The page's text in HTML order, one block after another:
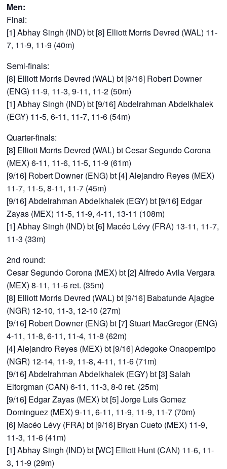
Men:
Final:
[1] Abhay Singh (IND) bt [8] Elliott Morris Devred (WAL) 11-
7, 11-9, 11-9 (40m)
Semi-finals:
[8] Elliott Morris Devred (WAL) bt [9/16] Robert Downer
(ENG) 11-9, 11-3, 9-11, 11-2 (50m)
[1] Abhay Singh (IND) bt [9/16] Abdelrahman Abdelkhalek
(EGY) 11-5, 6-11, 11-7, 11-6 (54m)
Quarter-finals:
[8] Elliott Morris Devred (WAL) bt Cesar Segundo Corona
(MEX) 6-11, 11-6, 11-5, 11-9 (61m)
[9/16] Robert Downer (ENG) bt [4] Alejandro Reyes (MEX)
11-7, 11-5, 8-11, 11-7 (45m)
[9/16] Abdelrahman Abdelkhalek (EGY) bt [9/16] Edgar
Zayas (MEX) 11-5, 11-9, 4-11, 13-11 (108m)
[1] Abhay Singh (IND) bt [6] Macéo Lévy (FRA) 13-11, 11-7,
11-3 (33m)
2nd round:
Cesar Segundo Corona (MEX) bt [2] Alfredo Avila Vergara
(MEX) 8-11, 11-6 ret. (35m)
[8] Elliott Morris Devred (WAL) bt [9/16] Babatunde Ajagbe
(NGR) 12-10, 11-3, 12-10 (27m)
[9/16] Robert Downer (ENG) bt [7] Stuart MacGregor (ENG)
4-11, 11-8, 6-11, 11-4, 11-8 (62m)
[4] Alejandro Reyes (MEX) bt [9/16] Adegoke Onaopemipo
(NGR) 12-14, 11-9, 11-8, 4-11, 11-6 (71m)
[9/16] Abdelrahman Abdelkhalek (EGY) bt [3] Salah
Eltorgman (CAN) 6-11, 11-3, 8-0 ret. (25m)
[9/16] Edgar Zayas (MEX) bt [5] Jorge Luis Gomez
Dominguez (MEX) 9-11, 6-11, 11-9, 11-9, 11-7 (70m)
[6] Macéo Lévy (FRA) bt [9/16] Bryan Cueto (MEX) 11-9,
11-3, 11-6 (41m)
[1] Abhay Singh (IND) bt [WC] Elliott Hunt (CAN) 11-6, 11-
3, 11-9 (29m)